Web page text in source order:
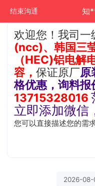
结束沟通 知
欢迎您！我司一
(ncc)、韩国三
（HEC)铝电解
容，保证原厂原
格优惠，询料报
13715328016
立即添加微信
您可以直接描述您的需
2026-08-